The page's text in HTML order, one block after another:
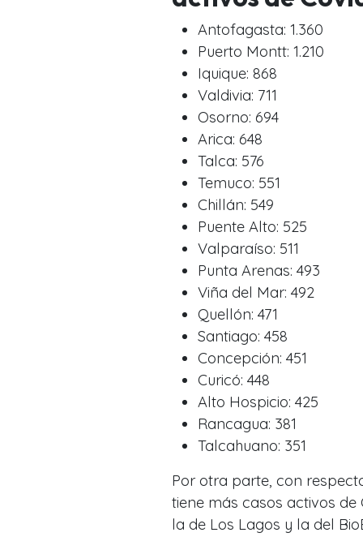
Antofagasta: 1.360
Puerto Montt: 1.210
Iquique: 868
Valdivia: 711
Osorno: 694
Arica: 648
Talca: 576
Temuco: 551
Chillán: 549
Puente Alto: 525
Valparaíso: 511
Punta Arenas: 493
Viña del Mar: 492
Quellón: 471
Santiago: 458
Concepción: 451
Curicó: 448
Alto Hospicio: 425
Rancagua: 381
Talcahuano: 351
Por otra parte, con
tiene más casos activos de
la de Los Lagos y la del